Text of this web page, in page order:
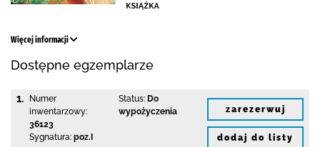
Więcej informacji
Dostępne egzemplarze
1.
Numer
inwentarzowy:
36123
Sygnatura: poz.I
Status: Do
wypożyczenia
zarezerwuj
dodaj do listy